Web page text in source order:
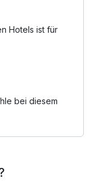
Hotels ist für
bei diesem